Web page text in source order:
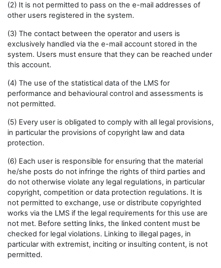
(2) It is not permitted to pass on the e-mail addresses of
other users registered in the system.
(3) The contact between the operator and users is
exclusively handled via the e-mail account stored in the
system. Users must ensure that they can be reached under
this account.
(4) The use of the statistical data of the LMS for
performance and behavioural control and assessments is
not permitted.
(5) Every user is obligated to comply with all legal provisions,
in particular the provisions of copyright law and data
protection.
(6) Each user is responsible for ensuring that the material
he/she posts do not infringe the rights of third parties and
do not otherwise violate any legal regulations, in particular
copyright, competition or data protection regulations. It is
not permitted to exchange, use or distribute copyrighted
works via the LMS if the legal requirements for this use are
not met. Before setting links, the linked content must be
checked for legal violations. Linking to illegal pages, in
particular with extremist, inciting or insulting content, is not
permitted.